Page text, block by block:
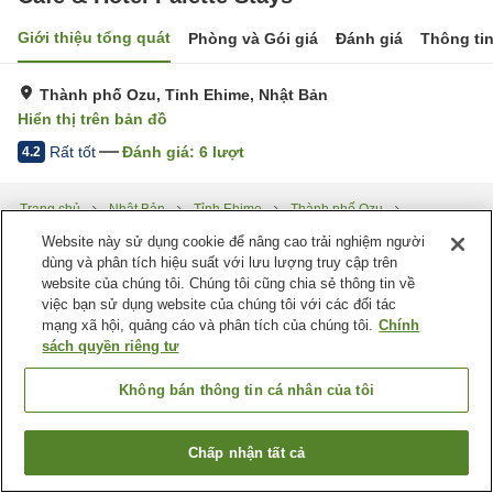
Giới thiệu tổng quát Phòng và Gói giá Đánh giá Thông
Thành phố Ozu, Tỉnh Ehime, Nhật Bản
Hiển thị trên bản đồ
4.2 Rất tốt Đánh giá: 6 lượt
Trang chủ Nhật Bản Tỉnh Ehime
Thành phố Ozu
Tìm phòng trống
Website này sử dụng cookie để nâng cao trải nghiệm người
dùng và phân tích hiệu suất với lưu lượng truy cập trên
website của chúng tôi. Chúng tôi cũng chia sẻ thông tin về
việc bạn sử dụng website của chúng tôi với các đối tác
mạng xã hội, quảng cáo và phân tích của chúng tôi. Chính
sách quyền riêng tư
Không bán thông tin cá nhân của tôi
Chấp nhận tất cả